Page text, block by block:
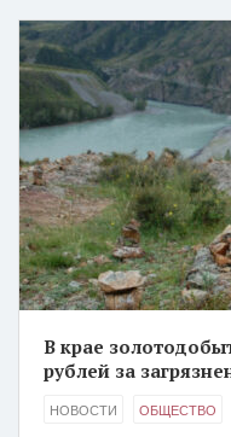
В крае
рублей за
НОВОСТИ ОБЩЕСТВО